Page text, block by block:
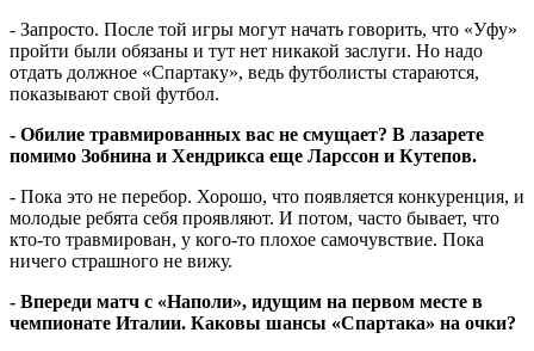
- Запросто. После той игры могут начать говорить, что «Уфу»
пройти были обязаны и тут нет никакой заслуги. Но надо
отдать должное «Спартаку», ведь футболисты стараются,
показывают свой футбол.
- Обилие травмированных вас не смущает? В лазарете
помимо Зобнина и Хендрикса еще Ларссон и Кутепов.
- Пока это не перебор. Хорошо, что появляется конкуренция, и
молодые ребята себя проявляют. И потом, часто бывает, что
кто-то травмирован, у кого-то плохое самочувствие. Пока
ничего страшного не вижу.
- Впереди матч с «Наполи», идущим на первом месте в
чемпионате Италии. Каковы шансы «Спартака» на очки?